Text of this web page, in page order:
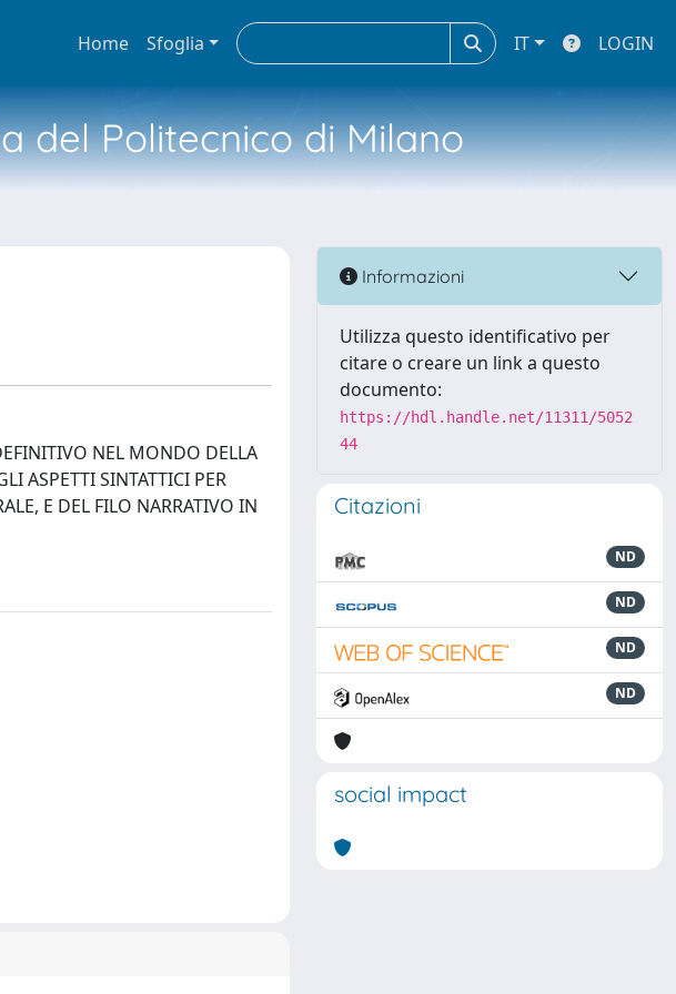
Home Sfoglia IT LOGIN
del Politecnico di Milano
NEL MONDO DELLA
ASPETTI SINTATTICI PER
E DEL FILO NARRATIVO IN
Informazioni
Utilizza questo identificativo per
citare o creare un link a questo
documento:
https://hdl.handle.net/11311/5052
44
Citazioni
ND
ND
ND
ND
social impact